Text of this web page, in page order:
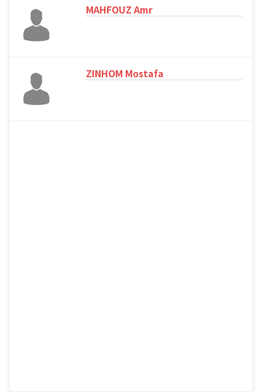
MAHFOUZ Amr
ZINHOM Mostafa